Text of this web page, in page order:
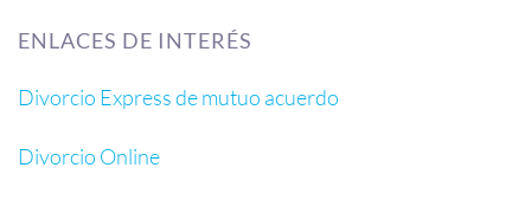
ENLACES DE INTERÉS
Divorcio Express de mutuo acuerdo
Divorcio Online